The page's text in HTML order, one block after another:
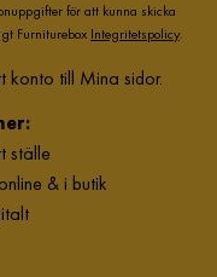
för att kunna skicka
Furniturebox Integritetspolicy.
konto till Mina sidor.
ställe
& i butik